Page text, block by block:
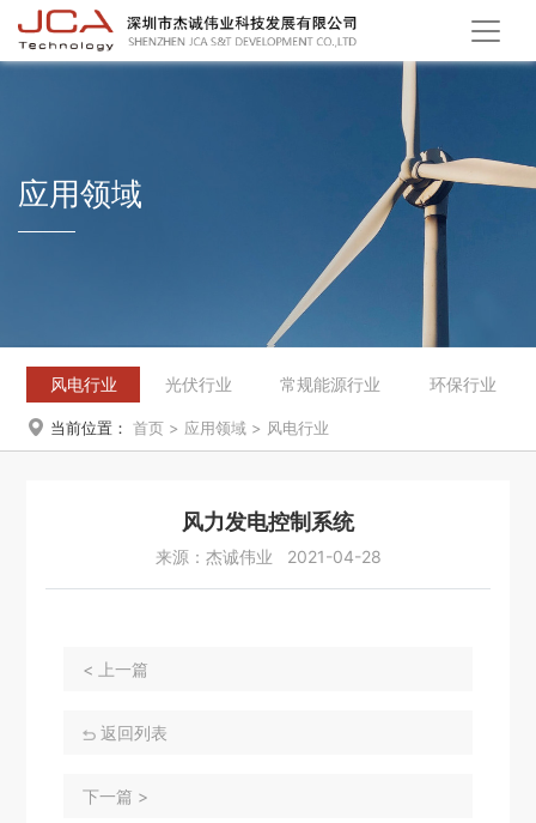
应用领域
风电行业 光伏行业 常规能源行业 环保行业
 当前位置： 首页 > 应用领域 > 风电行业
风力发电控制系统
来源：杰诚伟业 2021-04-28
< 上一篇
返回列表
下一篇 >